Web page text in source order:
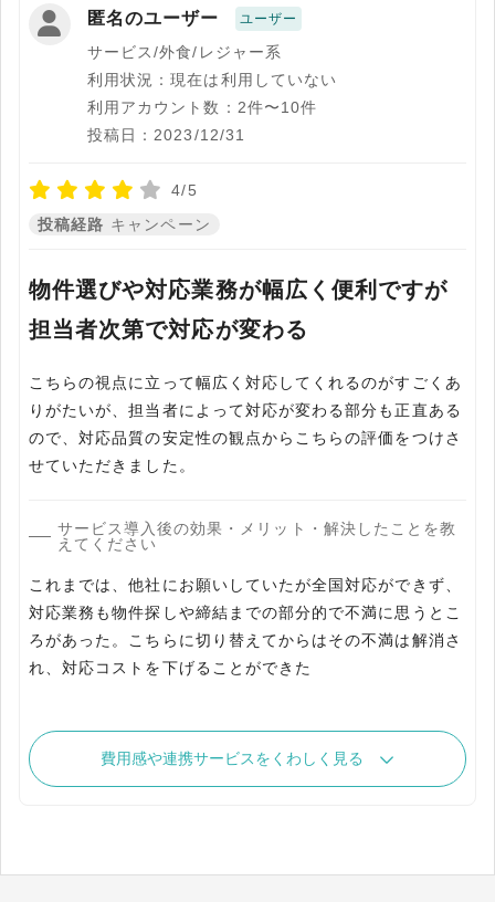
匿名のユーザー ユーザー
サービス/外食/レジャー系
利用状況：現在は利用していない
利用アカウント数：2件〜10件
投稿日：2023/12/31
4/5
投稿経路 キャンペーン
物件選びや対応業務が幅広く便利ですが
担当者次第で対応が変わる
こちらの視点に立って幅広く対応してくれるのがすごくあ
りがたいが、担当者によって対応が変わる部分も正直ある
ので、対応品質の安定性の観点からこちらの評価をつけさ
せていただきました。
サービス導入後の効果・メリット・解決したことを教
えてください
これまでは、他社にお願いしていたが全国対応ができず、
対応業務も物件探しや締結までの部分的で不満に思うとこ
ろがあった。こちらに切り替えてからはその不満は解消さ
れ、対応コストを下げることができた
費用感や連携サービスをくわしく見る